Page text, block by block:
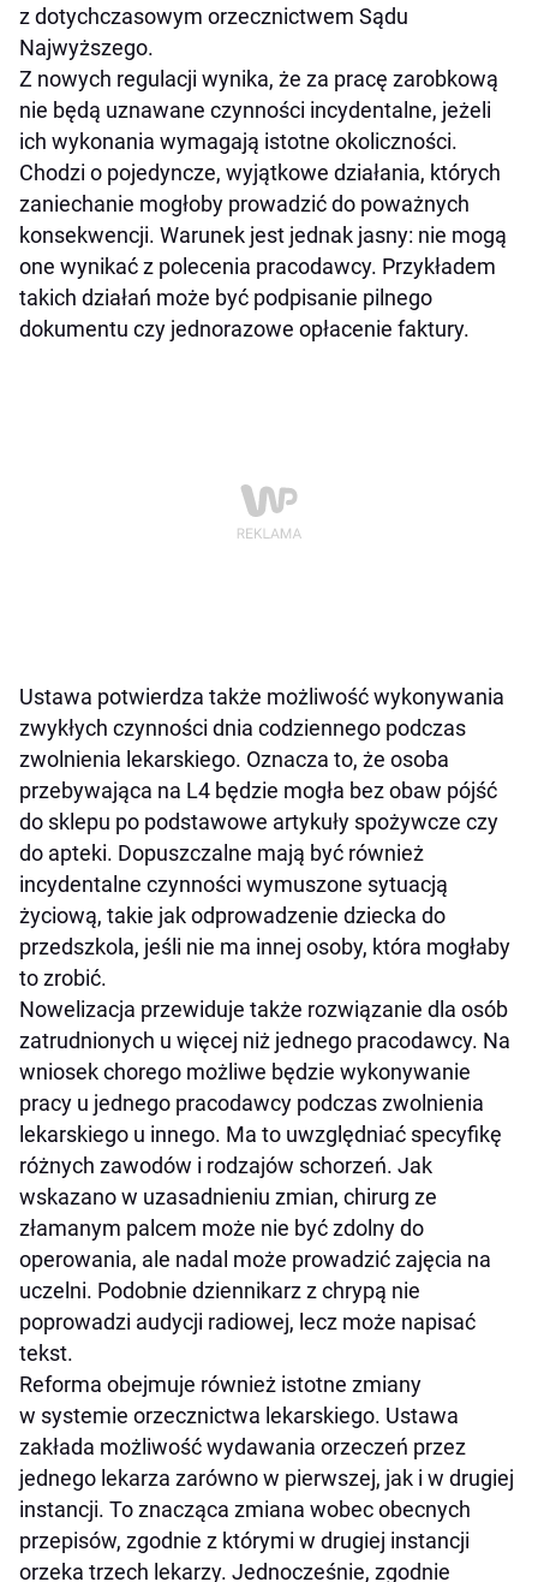
z dotychczasowym orzecznictwem Sądu
Najwyższego.
Z nowych regulacji wynika, że za pracę zarobkową
nie będą uznawane czynności incydentalne, jeżeli
ich wykonania wymagają istotne okoliczności.
Chodzi o pojedyncze, wyjątkowe działania, których
zaniechanie mogłoby prowadzić do poważnych
konsekwencji. Warunek jest jednak jasny: nie mogą
one wynikać z polecenia pracodawcy. Przykładem
takich działań może być podpisanie pilnego
dokumentu czy jednorazowe opłacenie faktury.
Ustawa potwierdza także możliwość wykonywania
zwykłych czynności dnia codziennego podczas
zwolnienia lekarskiego. Oznacza to, że osoba
przebywająca na L4 będzie mogła bez obaw pójść
do sklepu po podstawowe artykuły spożywcze czy
do apteki. Dopuszczalne mają być również
incydentalne czynności wymuszone sytuacją
życiową, takie jak odprowadzenie dziecka do
przedszkola, jeśli nie ma innej osoby, która mogłaby
to zrobić.
Nowelizacja przewiduje także rozwiązanie dla osób
zatrudnionych u więcej niż jednego pracodawcy. Na
wniosek chorego możliwe będzie wykonywanie
pracy u jednego pracodawcy podczas zwolnienia
lekarskiego u innego. Ma to uwzględniać specyfikę
różnych zawodów i rodzajów schorzeń. Jak
wskazano w uzasadnieniu zmian, chirurg ze
złamanym palcem może nie być zdolny do
operowania, ale nadal może prowadzić zajęcia na
uczelni. Podobnie dziennikarz z chrypą nie
poprowadzi audycji radiowej, lecz może napisać
tekst.
Reforma obejmuje również istotne zmiany
w systemie orzecznictwa lekarskiego. Ustawa
zakłada możliwość wydawania orzeczeń przez
jednego lekarza zarówno w pierwszej, jak i w drugiej
instancji. To znacząca zmiana wobec obecnych
przepisów, zgodnie z którymi w drugiej instancji
orzeka trzech lekarzy. Jednocześnie, zgodnie